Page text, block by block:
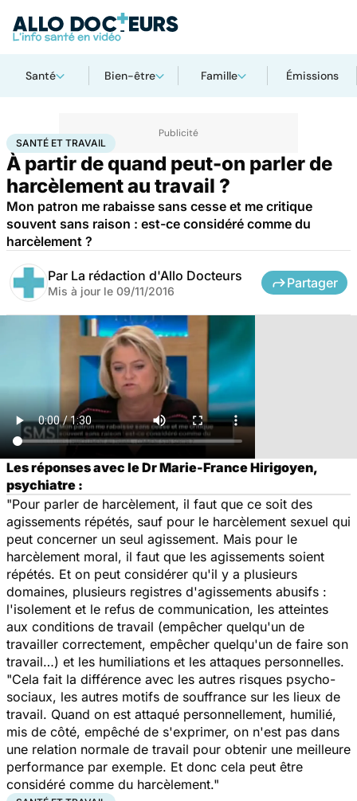
Santé Bien-être Famille Émissions
AccueilSantéSanté et travail
SANTÉ ET TRAVAIL
À partir de quand peut-on parler de
harcèlement au travail ?
Mon patron me rabaisse sans cesse et me critique
souvent sans raison : est-ce considéré comme du
harcèlement ?
Par La rédaction d'Allo Docteurs
Mis à jour le 09/11/2016
Partager
Les réponses avec le Dr Marie-France Hirigoyen,
psychiatre :
"Pour parler de harcèlement, il faut que ce soit des
agissements répétés, sauf pour le harcèlement sexuel qui
peut concerner un seul agissement. Mais pour le
harcèlement moral, il faut que les agissements soient
répétés. Et on peut considérer qu'il y a plusieurs
domaines, plusieurs registres d'agissements abusifs :
l'isolement et le refus de communication, les atteintes
aux conditions de travail (empêcher quelqu'un de
travailler correctement, empêcher quelqu'un de faire son
travail…) et les humiliations et les attaques personnelles.
"Cela fait la différence avec les autres risques psycho-
sociaux, les autres motifs de souffrance sur les lieux de
travail. Quand on est attaqué personnellement, humilié,
mis de côté, empêché de s'exprimer, on n'est pas dans
une relation normale de travail pour obtenir une meilleure
performance par exemple. Et donc cela peut être
considéré comme du harcèlement."